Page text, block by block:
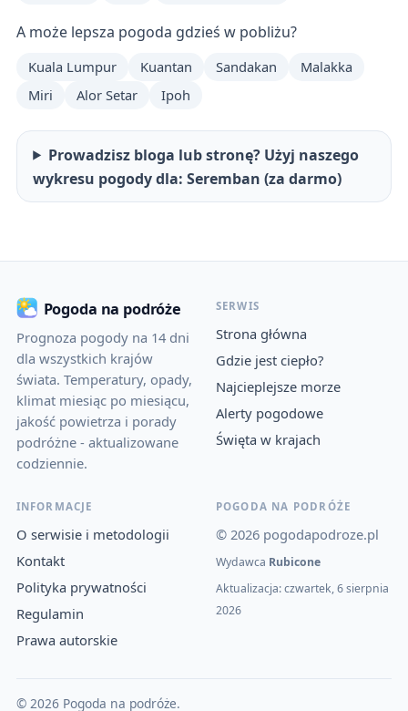
A może lepsza pogoda gdzieś w pobliżu?
Kuala Lumpur Kuantan Sandakan
Malakka
Miri
Alor Setar Ipoh
Prowadzisz bloga lub stronę? Użyj naszego
wykresu pogody dla: Seremban (za darmo)
Pogoda na podróże
Prognoza pogody na 14 dni
dla wszystkich krajów
świata. Temperatury, opady,
klimat miesiąc po miesiącu,
jakość powietrza i porady
podróżne - aktualizowane
codziennie.
SERWIS
Strona główna
Gdzie jest ciepło?
Najcieplejsze morze
Alerty pogodowe
Święta w krajach
INFORMACJE
O serwisie i metodologii
Kontakt
Polityka prywatności
Regulamin
Prawa autorskie
POGODA NA PODRÓŻE
© 2026 pogodapodroze.pl
Wydawca Rubicone
Aktualizacja: czwartek, 6 sierpnia
2026
© 2026 Pogoda na podróże.